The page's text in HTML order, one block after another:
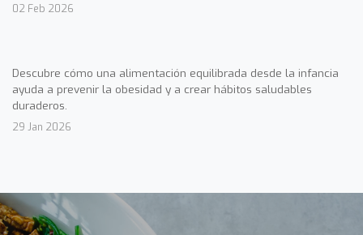
02 Feb 2026
Descubre cómo una alimentación equilibrada desde la infancia
ayuda a prevenir la obesidad y a crear hábitos saludables
duraderos.
29 Jan 2026